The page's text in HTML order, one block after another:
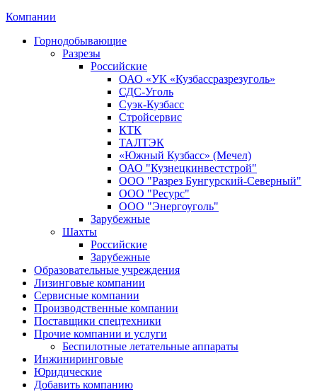
Компании
Горнодобывающие
Разрезы
Российские
ОАО «УК «Кузбассразрезуголь»
СДС-Уголь
Суэк-Кузбасс
Стройсервис
КТК
ТАЛТЭК
«Южный Кузбасс» (Мечел)
ОАО "Кузнецкинвестстрой"
ООО "Разрез Бунгурский-Северный"
ООО "Ресурс"
ООО "Энергоуголь"
Зарубежные
Шахты
Российские
Зарубежные
Образовательные учреждения
Лизинговые компании
Сервисные компании
Производственные компании
Поставщики спецтехники
Прочие компании и услуги
Беспилотные летательные аппараты
Инжиниринговые
Юридические
Добавить компанию